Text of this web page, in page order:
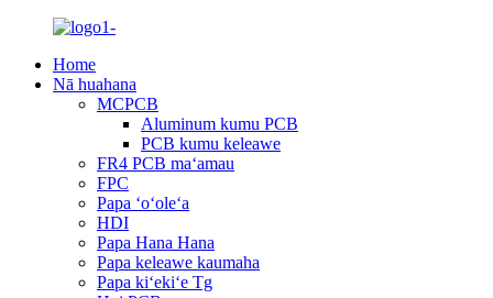
Home
Nā huahana
MCPCB
Aluminum kumu PCB
PCB kumu keleawe
FR4 PCB maʻamau
FPC
Papa ʻoʻoleʻa
HDI
Papa Hana Hana
Papa keleawe kaumaha
Papa kiʻekiʻe Tg